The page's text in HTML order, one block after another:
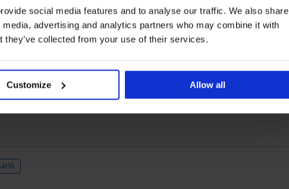
social media features and to analyse our traffic. We also share
advertising and analytics partners who may combine it with
they’ve collected from your use of their services.
Customize Allow all
5
5x
4
0x
0x
2
1
0x
Ár
Méret
Mérettanácsadó alapján megvásárolt